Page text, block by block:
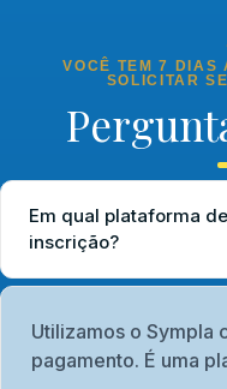
VOCÊ TEM 7 DIAS
SOLICITAR
Em qual plataforma
inscrição?
Utilizamos o Sympla
pagamento. É uma